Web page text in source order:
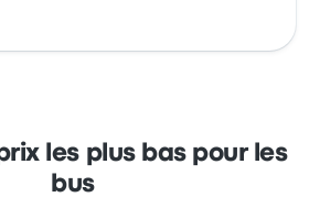
les plus bas pour les
bus